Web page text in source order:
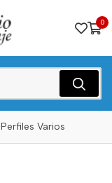
0
Perfiles Varios